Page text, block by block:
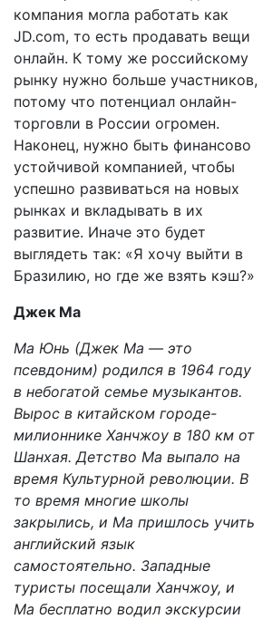
компания могла работать как
JD.com, то есть продавать вещи
онлайн. К тому же российскому
рынку нужно больше участников,
потому что потенциал онлайн-
торговли в России огромен.
Наконец, нужно быть финансово
устойчивой компанией, чтобы
успешно развиваться на новых
рынках и вкладывать в их
развитие. Иначе это будет
выглядеть так: «Я хочу выйти в
Бразилию, но где же взять кэш?»
Джек Ма
Ма Юнь (Джек Ма — это
псевдоним) родился в 1964 году
в небогатой семье музыкантов.
Вырос в китайском городе-
милионнике Ханчжоу в 180 км от
Шанхая. Детство Ма выпало на
время Культурной революции. В
то время многие школы
закрылись, и Ма пришлось учить
английский язык
самостоятельно. Западные
туристы посещали Ханчжоу, и
Ма бесплатно водил экскурсии